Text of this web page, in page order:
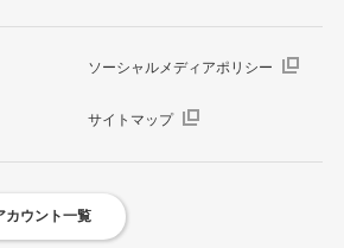
ソーシャルメディアポリシー
サイトマップ
カウント一覧